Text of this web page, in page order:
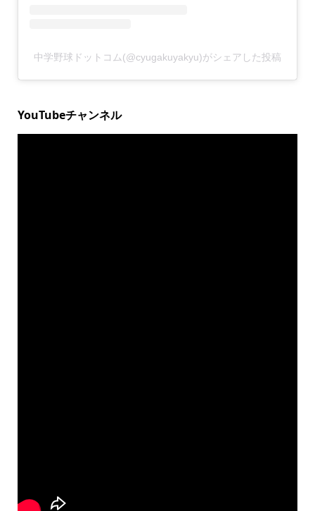
中学野球ドットコム(@cyugakuyakyu)がシェアした投稿
YouTubeチャンネル